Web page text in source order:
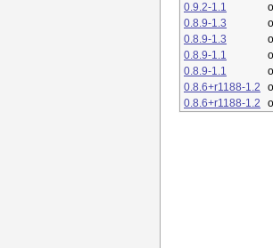
0.9.2-1.1
0.8.9-1.3
0.8.9-1.3
0.8.9-1.1
0.8.9-1.1
0.8.6+r1188-1.2
0.8.6+r1188-1.2